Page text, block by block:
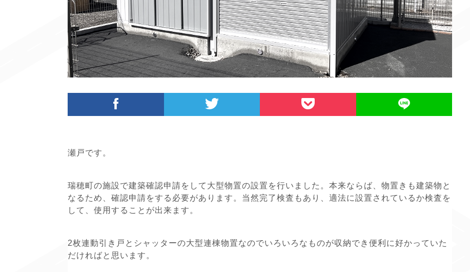
瀬戸です。
瑞穂町の施設で建築確認申請をして大型物置の設置を行いました。本来ならば、物置きも建築物と
なるため、確認申請をする必要があります。当然完了検査もあり、適法に設置されているか検査を
して、使用することが出来ます。
2枚連動引き戸とシャッターの大型連棟物置なのでいろいろなものが収納でき便利に好かっていた
だければと思います。